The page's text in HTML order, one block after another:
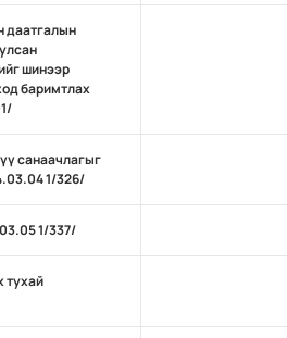
даатгалын
шинээр
баримтлах
санаачлагыг
1/326/
1/337/
тухай